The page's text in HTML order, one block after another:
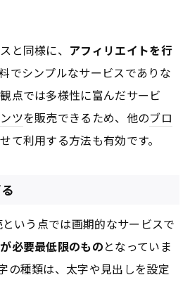
と同様に、 アフィリエイトを行
でシンプルなサービスでありな
点では多様性に富んだサービ
ツを販売できるため、他のブロ
て利用する方法も有効です。
いう点では画期的なサービスで
必要最低限のものとなっていま
の種類は、太字や見出しを設定